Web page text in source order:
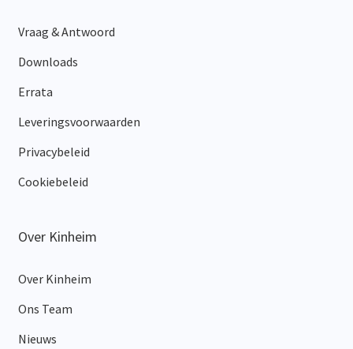
Vraag & Antwoord
Downloads
Errata
Leveringsvoorwaarden
Privacybeleid
Cookiebeleid
Over Kinheim
Over Kinheim
Ons Team
Nieuws